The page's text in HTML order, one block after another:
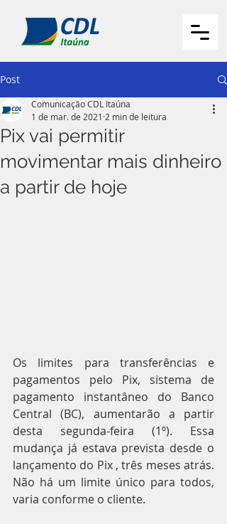
Post
Pix vai permitir
movimentar mais dinheiro
a partir de hoje
Comunicação CDL Itaúna
1 de mar. de 2021 2 min de leitura
Os limites para transferências e
pagamentos pelo Pix, sistema de
pagamento instantâneo do Banco
Central (BC), aumentarão a partir
desta segunda-feira (1º). Essa
mudança já estava prevista desde o
lançamento do Pix , três meses atrás.
Não há um limite único para todos,
varia conforme o cliente.